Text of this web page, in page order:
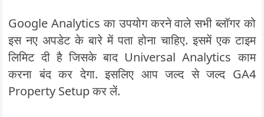
Google Analytics का उपयोग करने वाले सभी ब्लॉगर को
इस नए अपडेट के बारे में पता होना चाहिए. इसमें एक टाइम
लिमिट दी है जिसके बाद Universal Analytics काम
करना बंद कर देगा. इसलिए आप जल्द से जल्द GA4
Property Setup कर लें.